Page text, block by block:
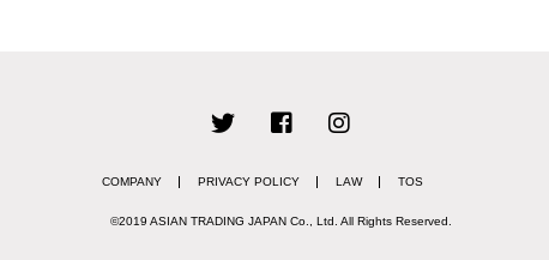
COMPANY PRIVACY POLICY LAW TOS
©2019 ASIAN TRADING JAPAN Co., Ltd. All Rights Reserved.